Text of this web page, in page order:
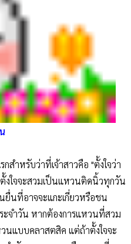
หรับว่าที่เจ้าสาวคือ "ตั้งใจว่า
งใจจะสวมเป็นแหวนติดนิ้วทุกวัน
ยื่นที่อาจจะแกะเกี่ยวหรือชน
ะจำวัน หากต้องการแหวนที่สวม
นแบบคลาสตสิค แต่ถ้าตั้งใจจะ